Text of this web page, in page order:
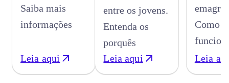
Saiba mais
informações
Leia aqui
entre os jovens.
Entenda os
porquês
Leia aqui
Como
Leia